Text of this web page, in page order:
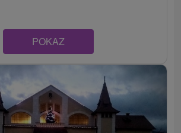
POKAZ